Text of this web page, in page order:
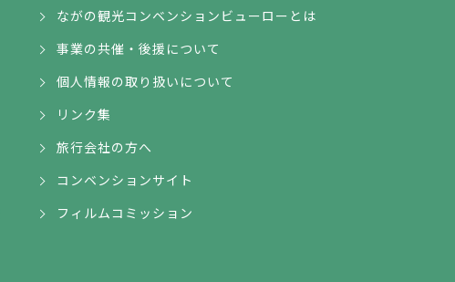
ながの観光コンベンションビューローとは
事業の共催・後援について
個人情報の取り扱いについて
リンク集
旅行会社の方へ
コンベンションサイト
フィルムコミッション